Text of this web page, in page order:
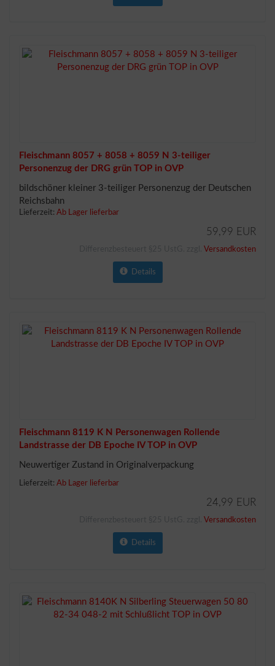
Fleischmann 8057 + 8058 + 8059 N 3-teiliger
Personenzug der DRG grün TOP in OVP
bildschöner kleiner 3-teiliger Personenzug der Deutschen
Reichsbahn
Lieferzeit: Ab Lager lieferbar
59,99 EUR
Versandkosten
Details
Fleischmann 8119 K N Personenwagen Rollende
Landstrasse der DB Epoche IV TOP in OVP
Neuwertiger Zustand in Originalverpackung
Lieferzeit: Ab Lager lieferbar
24,99 EUR
Versandkosten
Details